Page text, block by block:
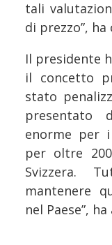
tali
di prezzo”,
Il presidente
il concetto
stato
presentato
enorme per
per oltre
Svizzera.
mantenere
nel Paese”,